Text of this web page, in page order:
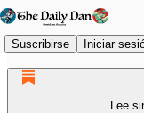
Suscribirse Iniciar
Lee